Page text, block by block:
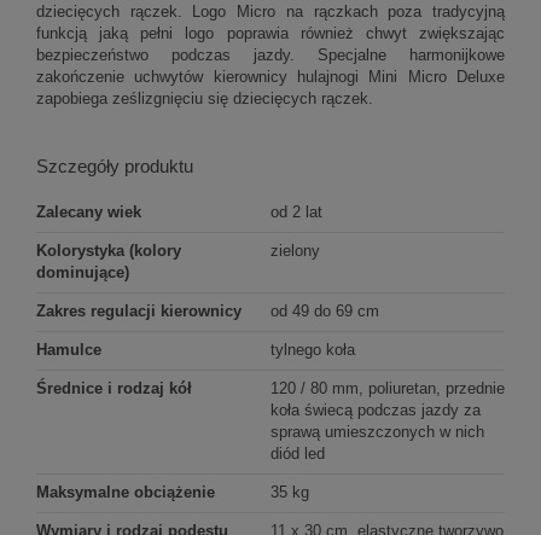
dziecięcych rączek. Logo Micro na rączkach poza tradycyjną
funkcją jaką pełni logo poprawia również chwyt zwiększając
bezpieczeństwo podczas jazdy. Specjalne harmonijkowe
zakończenie uchwytów kierownicy hulajnogi Mini Micro Deluxe
zapobiega ześlizgnięciu się dziecięcych rączek.
Szczegóły produktu
Zalecany wiek od 2 lat
Kolorystyka (kolory
dominujące)
zielony
Zakres regulacji kierownicy od 49 do 69 cm
Hamulce tylnego koła
Średnice i rodzaj kół
120 / 80 mm, poliuretan, przednie
koła świecą podczas jazdy za
sprawą umieszczonych w nich
diód led
Maksymalne obciążenie 35 kg
Wymiary i rodzaj podestu 11 x 30 cm, elastyczne tworzywo